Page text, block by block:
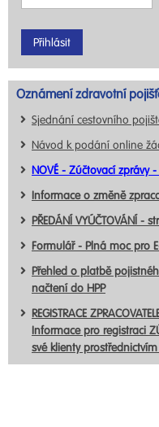
Oznámení zdravotní
Sjednání cestovního
Návod k podání online
NOVÉ - Zúčtovací zprávy
Informace o změně
PŘEDÁNÍ VYÚČTOVÁNÍ -
Formulář - Plná moc pro
Přehled o platbě
načtení do HPP
REGISTRACE
Informace pro registraci
své klienty